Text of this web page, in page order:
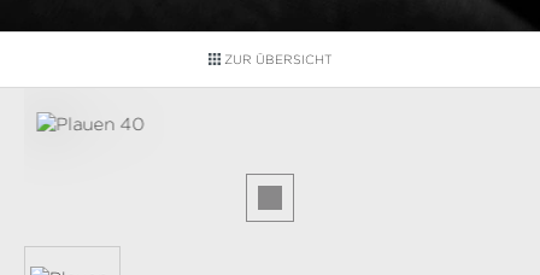
ZUR ÜBERSICHT